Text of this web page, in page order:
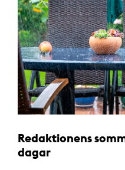
Redaktionens
dagar